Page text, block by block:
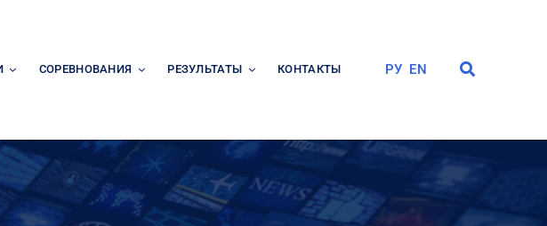
СОРЕВНОВАНИЯ РЕЗУЛЬТАТЫ КОНТАКТЫ РУ EN